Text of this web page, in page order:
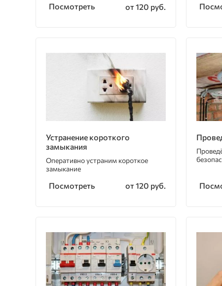
Посмотреть от 120 руб.
Устранение короткого
замыкания
Оперативно устраним короткое
замыкание
Посмотреть от 120 руб.